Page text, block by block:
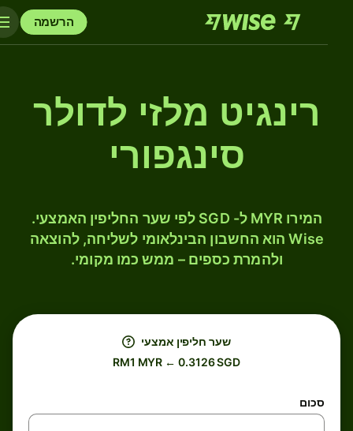
הרשמה
רינגיט מלזי לדולר
סינגפורי
המירו MYR ל- SGD לפי שער החליפין האמצעי.
Wise הוא החשבון הבינלאומי לשליחה, להוצאה
ולהמרת כספים – ממש כמו מקומי.
שער חליפין אמצעי
RM1 MYR ← 0.3126 SGD
סכום